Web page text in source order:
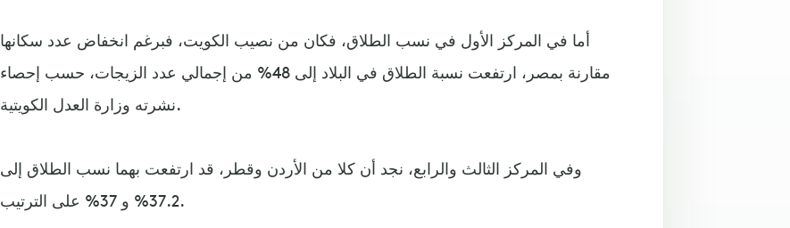
أما في المركز الأول في نسب الطلاق، فكان من نصيب الكويت، فبرغم انخفاض عدد سكانها
مقارنة بمصر، ارتفعت نسبة الطلاق في البلاد إلى 48% من إجمالي عدد الزيجات، حسب إحصاء
نشرته وزارة العدل الكويتية.
وفي المركز الثالث والرابع، نجد أن كلا من الأردن وقطر، قد ارتفعت بهما نسب الطلاق إلى
37.2% و 37% على الترتيب.